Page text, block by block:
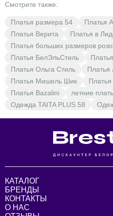
Смотрите также:
Платья размера 54
Платья
Платья Верита
Платья в
Платья больших размеров
Платья БелЭльСтиль
Платья Ольга Стиль
Платья
Платья Мишель Шик
Платья Bazalini
летние
Одежда TAITA PLUS 58
КАТАЛОГ
БРЕНДЫ
КОНТАКТЫ
О НАС